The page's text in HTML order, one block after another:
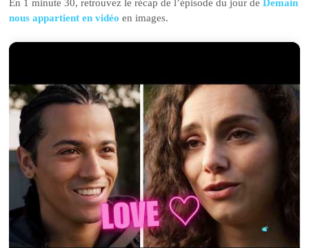
En 1 minute 30, retrouvez le récap de l’épisode du jour de
Demain
nous appartient en vidéo en images.